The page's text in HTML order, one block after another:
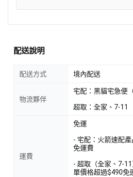
配送說明
配送方式 境內配送
物流夥伴
宅配：黑貓宅急便
超取：全家、7-11
運費
免運
- 宅配：火箭速配
免運費
- 超取（全家、7-
單價格超過$490免